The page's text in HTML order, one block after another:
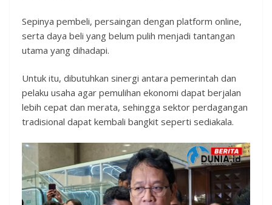
Sepinya pembeli, persaingan dengan platform online,
serta daya beli yang belum pulih menjadi tantangan
utama yang dihadapi.
Untuk itu, dibutuhkan sinergi antara pemerintah dan
pelaku usaha agar pemulihan ekonomi dapat berjalan
lebih cepat dan merata, sehingga sektor perdagangan
tradisional dapat kembali bangkit seperti sediakala.